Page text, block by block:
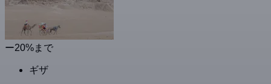
ー20%まで
ギザ